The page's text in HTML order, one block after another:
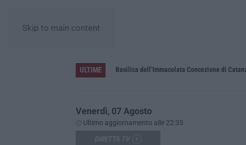
Skip to main content
ULTIME Basilica dell’Immacolata Concezione di
Venerdì, 07 Agosto
Ultimo aggiornamento alle 22:35